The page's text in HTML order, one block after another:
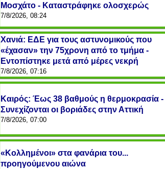
Μοσχάτο - Καταστράφηκε ολοσχερώς
7/8/2026, 08:24
Χανιά: ΕΔΕ για τους αστυνομικούς που
«έχασαν» την 75χρονη από το τμήμα -
Εντοπίστηκε μετά από μέρες νεκρή
7/8/2026, 07:16
Καιρός: Έως 38 βαθμούς η θερμοκρασία -
Συνεχίζονται οι βοριάδες στην Αττική
7/8/2026, 07:00
«Κολλημένοι» στα φανάρια του...
προηγούμενου αιώνα